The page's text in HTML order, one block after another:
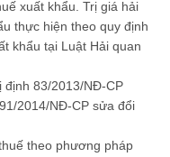
xuất khẩu. Trị giá hải
thực hiện theo quy định
khẩu tại Luật Hải quan
định 83/2013/NĐ-CP
2014/NĐ-CP sửa đổi
theo phương pháp